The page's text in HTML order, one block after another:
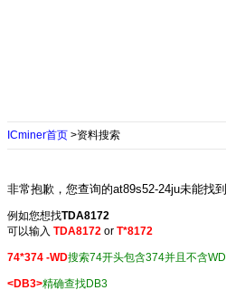
ICminer首页 >资料搜索
非常抱歉，您查询的at89s52-24ju未能找到
例如您想找TDA8172
可以输入 TDA8172 or T*8172
74*374 -WD搜索74开头包含374并且不含WD
<DB3>精确查找DB3